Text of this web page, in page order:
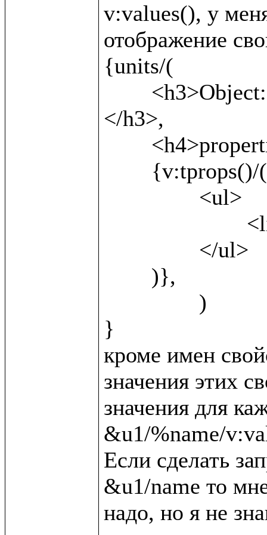
v:values(), у
отображение
{units/(
</h3>,
}
кроме имен
значения этих
значения для
&u1/%name/
Если сделать
&u1/name то